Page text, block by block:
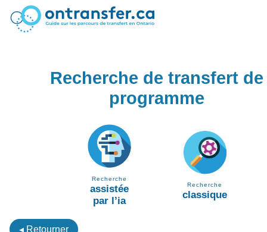
Recherche de transfert de
programme
Recherche
assistée
par l’ia
Recherche
classique
◂ Retourner